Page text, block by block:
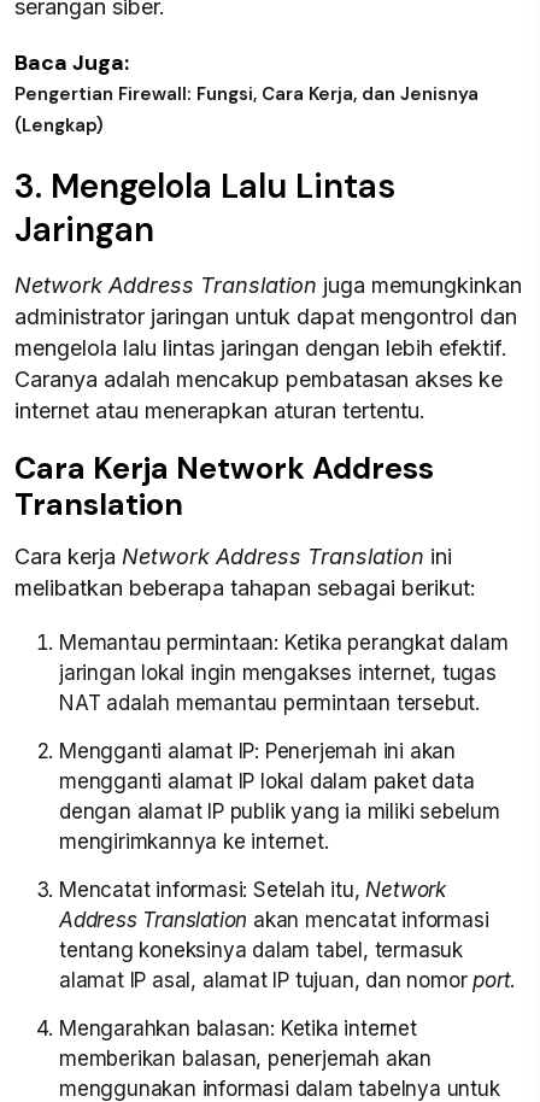
serangan siber.
Baca Juga:
Pengertian Firewall: Fungsi, Cara Kerja, dan Jenisnya
(Lengkap)
3. Mengelola Lalu Lintas
Jaringan
Network Address Translation juga memungkinkan
administrator jaringan untuk dapat mengontrol dan
mengelola lalu lintas jaringan dengan lebih efektif.
Caranya adalah mencakup pembatasan akses ke
internet atau menerapkan aturan tertentu.
Cara Kerja Network Address
Translation
Cara kerja Network Address Translation ini
melibatkan beberapa tahapan sebagai berikut:
Memantau permintaan: Ketika perangkat dalam
jaringan lokal ingin mengakses internet, tugas
NAT adalah memantau permintaan tersebut.
Mengganti alamat IP: Penerjemah ini akan
mengganti alamat IP lokal dalam paket data
dengan alamat IP publik yang ia miliki sebelum
mengirimkannya ke internet.
Mencatat informasi: Setelah itu, Network
Address Translation akan mencatat informasi
tentang koneksinya dalam tabel, termasuk
alamat IP asal, alamat IP tujuan, dan nomorport.
Mengarahkan balasan: Ketika internet
memberikan balasan, penerjemah akan
menggunakan informasi dalam tabelnya untuk